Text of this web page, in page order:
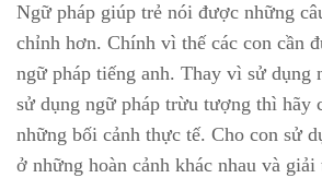
Ngữ pháp giúp trẻ nói được những
chỉnh hơn. Chính vì thế các con cần
ngữ pháp tiếng anh. Thay vì sử dụng
sử dụng ngữ pháp trừu tượng thì hãy
những bối cảnh thực tế. Cho con sử
ở những hoàn cảnh khác nhau và